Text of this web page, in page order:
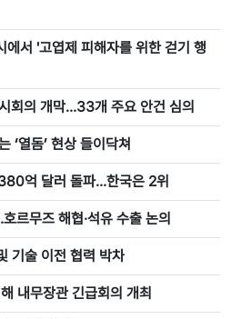
서 '고엽제 피해자를 위한 걷기 행
회의 개막…33개 주요 안건 심의
‘열돔’ 현상 들이닥쳐
억 달러 돌파…한국은 2위
르무즈 해협·석유 수출 논의
기술 이전 협력 박차
내무장관 긴급회의 개최